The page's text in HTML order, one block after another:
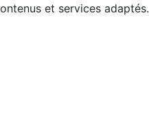
et services adaptés.